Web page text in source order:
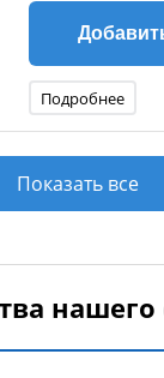
Подробнее
Показать все
нашего